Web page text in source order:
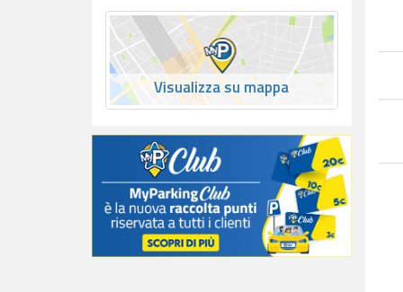
Visualizza su mappa